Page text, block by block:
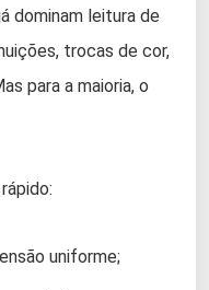
dominam leitura de
trocas de cor,
para a maioria, o
uniforme;